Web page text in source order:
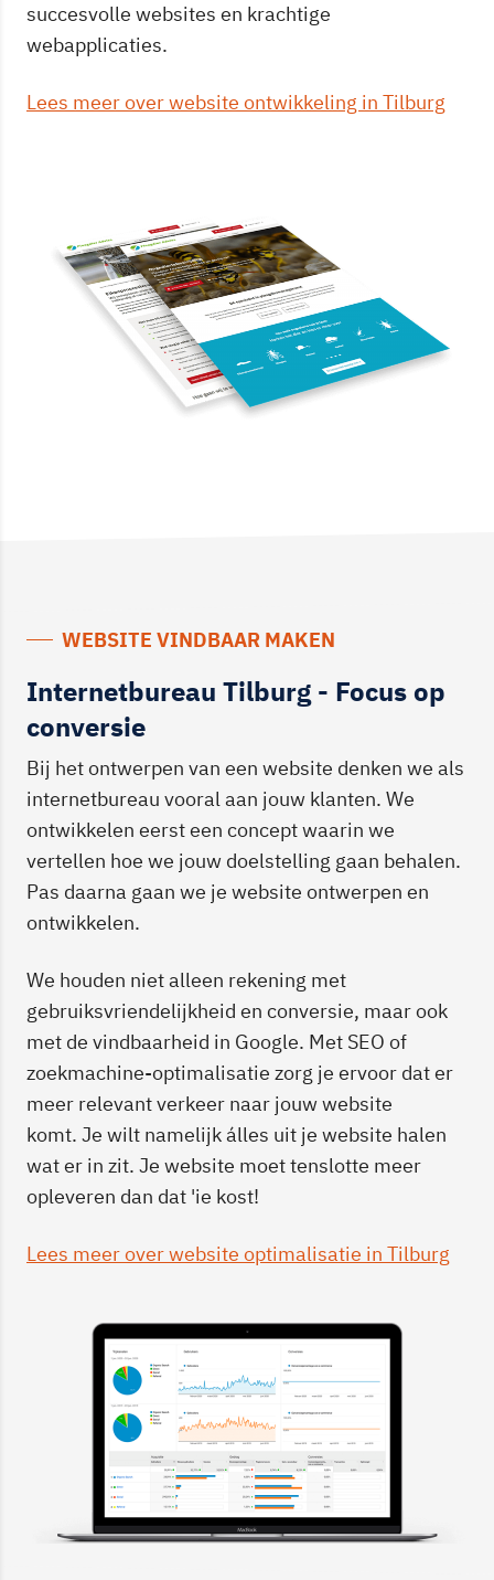
succesvolle websites en krachtige
webapplicaties.
Lees meer over website ontwikkeling in Tilburg
WEBSITE VINDBAAR MAKEN
Internetbureau Tilburg - Focus op
conversie
Bij het ontwerpen van een website denken we als
internetbureau vooral aan jouw klanten. We
ontwikkelen eerst een concept waarin we
vertellen hoe we jouw doelstelling gaan behalen.
Pas daarna gaan we je website ontwerpen en
ontwikkelen.
We houden niet alleen rekening met
gebruiksvriendelijkheid en conversie, maar ook
met de vindbaarheid in Google. Met SEO of
zoekmachine-optimalisatie zorg je ervoor dat er
meer relevant verkeer naar jouw website
komt. Je wilt namelijk álles uit je website halen
wat er in zit. Je website moet tenslotte meer
opleveren dan dat 'ie kost!
Lees meer over website optimalisatie in Tilburg